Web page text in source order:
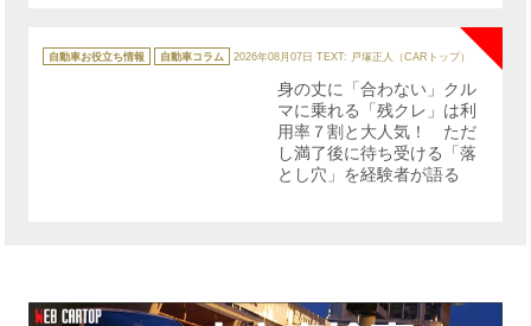
テ
ゴ
自動車お役立ち情報 自動車コラム 2026年08月07日 TEXT: 戸塚正人（CARトップ）
身の丈に「合わない」クル
マに乗れる「残クレ」は利
用率７割と大人気！ ただ
し満了後に待ち受ける「落
とし穴」を経験者が語る